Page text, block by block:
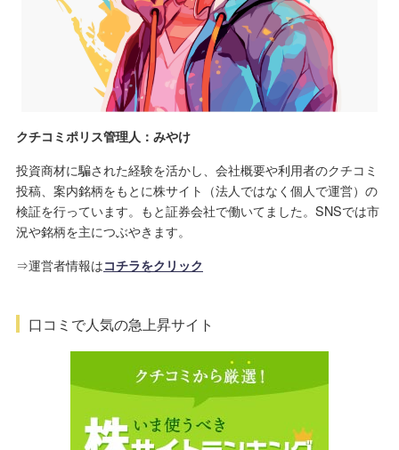
クチコミポリス管理人：みやけ
投資商材に騙された経験を活かし、会社概要や利用者のクチコミ
投稿、案内銘柄をもとに株サイト（法人ではなく個人で運営）の
検証を行っています。もと証券会社で働いてました。SNSでは市
況や銘柄を主につぶやきます。
⇒運営者情報はコチラをクリック
口コミで人気の急上昇サイト